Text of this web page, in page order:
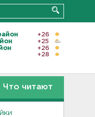
+26
+25
+26
+28
Что читают